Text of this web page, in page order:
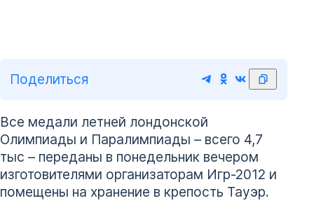
Поделиться
Все медали летней лондонской
Олимпиады и Паралимпиады – всего 4,7
тыс – переданы в понедельник вечером
изготовителями организаторам Игр-2012 и
помещены на хранение в крепость Тауэр.